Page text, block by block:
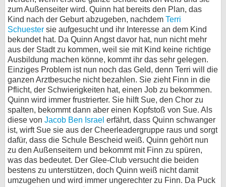
zum Außenseiter wird. Quinn hat bereits den Plan, das
Kind nach der Geburt abzugeben, nachdem Terri
Schuester sie aufgesucht und ihr Interesse an dem Kind
bekundet hat. Da Quinn Angst davor hat, nun nicht mehr
aus der Stadt zu kommen, weil sie mit Kind keine richtige
Ausbildung machen könne, kommt ihr das sehr gelegen.
Einziges Problem ist nun noch das Geld, denn Terri will die
ganzen Arztbesuche nicht bezahlen. Sie zieht Finn in die
Pflicht, der Schwierigkeiten hat, einen Job zu bekommen.
Quinn wird immer frustrierter. Sie hilft Sue, den Chor zu
spalten, bekommt dann aber einen Kopfstoß von Sue. Als
diese von Jacob Ben Israel erfährt, dass Quinn schwanger
ist, wirft Sue sie aus der Cheerleadergruppe raus und sorgt
dafür, dass die Schule Bescheid weiß. Quinn gehört nun
zu den Außenseitern und bekommt mit Finn zu spüren,
was das bedeutet. Der Glee-Club versucht die beiden
bestens zu unterstützen, doch Quinn weiß nicht damit
umzugehen und wird immer ungerechter zu Finn. Da Puck